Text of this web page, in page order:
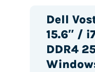
Dell
15.6″ /
DDR4